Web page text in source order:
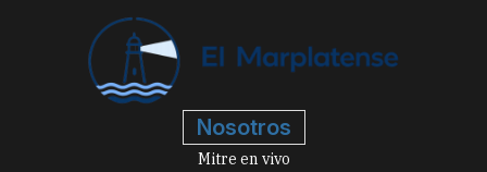
Nosotros
Mitre en vivo